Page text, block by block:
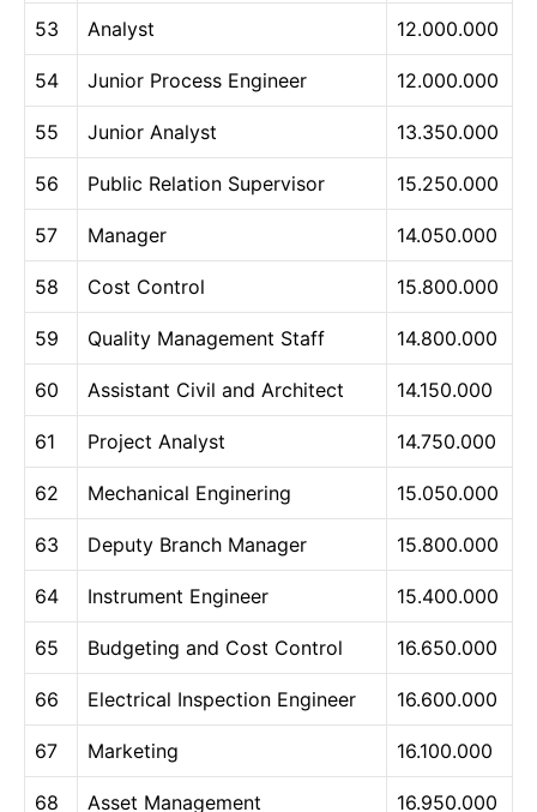
53 Analyst 12.000.000
54 Junior Process Engineer 12.000.000
55 Junior Analyst 13.350.000
56 Public Relation Supervisor 15.250.000
57 Manager 14.050.000
58 Cost Control 15.800.000
59 Quality Management Staff 14.800.000
60 Assistant Civil and Architect 14.150.000
61 Project Analyst 14.750.000
62 Mechanical Enginering 15.050.000
63 Deputy Branch Manager 15.800.000
64 Instrument Engineer 15.400.000
65 Budgeting and Cost Control 16.650.000
66 Electrical Inspection Engineer 16.600.000
67 Marketing 16.100.000
68 Asset Management 16.950.000